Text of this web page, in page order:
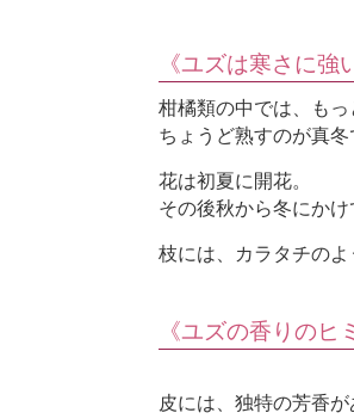
《ユズは寒さに強
柑橘類の中では、もっ
ちょうど熟すのが真
花は初夏に開花。
その後秋から冬にか
枝には、カラタチのよ
《ユズの香りのヒ
皮には、独特の芳香が